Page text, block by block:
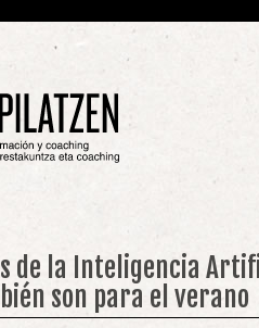
de la Inteligencia
son para el verano